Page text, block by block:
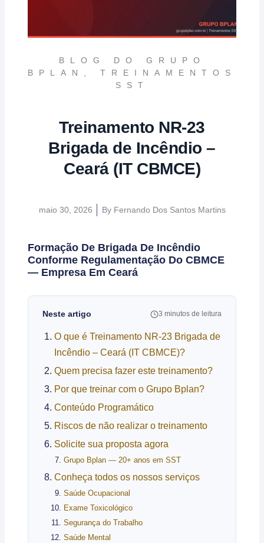
BLOG DO GRUPO
BPLAN , TREINAMENTOS
SST
Treinamento NR-23
Brigada de Incêndio –
Ceará (IT CBMCE)
maio 30, 2026 ByFernando Dos Santos Martins
Formação De Brigada De Incêndio
Conforme Regulamentação Do CBMCE
— Empresa Em Ceará
Neste artigo 3 minutos de leitura
O que é Treinamento NR-23 Brigada de
Incêndio – Ceará (IT CBMCE)?
Quem precisa fazer este treinamento?
Por que treinar com o Grupo Bplan?
Conteúdo Programático
Riscos de não realizar o treinamento
Solicite sua proposta agora
Grupo Bplan — 20+ anos em SST
Conheça todos os nossos serviços
Saúde Ocupacional
Exame Toxicológico
Segurança do Trabalho
Saúde Mental